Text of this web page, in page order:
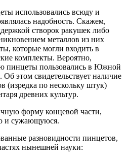
использовались всюду и
надобность. Скажем,
створок ракушек либо
металлов из них
которые могли входить в
комплекты. Вероятно,
пинцеты пользовались в Южной
этом свидетельствует наличие
(изредка по нескольку штук)
древних культур.
форму концевой части,
и сужающуюся.
разновидности пинцетов,
нынешней науки: